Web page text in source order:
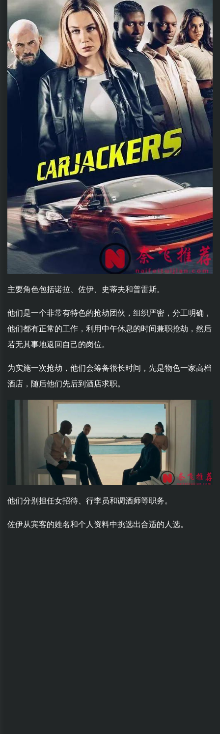
主要角色包括诺拉、佐伊、史蒂夫和普雷斯。
他们是一个非常有特色的抢劫团伙，组织严密，分工明确，
他们都有正常的工作，利用中午休息的时间兼职抢劫，然后
若无其事地返回自己的岗位。
为实施一次抢劫，他们会筹备很长时间，先是物色一家高档
酒店，随后他们先后到酒店求职。
他们分别担任女招待、行李员和调酒师等职务。
佐伊从宾客的姓名和个人资料中挑选出合适的人选。